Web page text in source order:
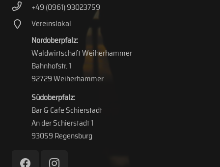
+49 (0961) 93023759
Vereinslokal
Nordoberpfalz:
Waldwirtschaft Weiherhammer
Bahnhofstr. 1
92729 Weiherhammer
Südoberpfalz:
Bar & Cafe Schierstadt
An der Schierstadt 1
93059 Regensburg